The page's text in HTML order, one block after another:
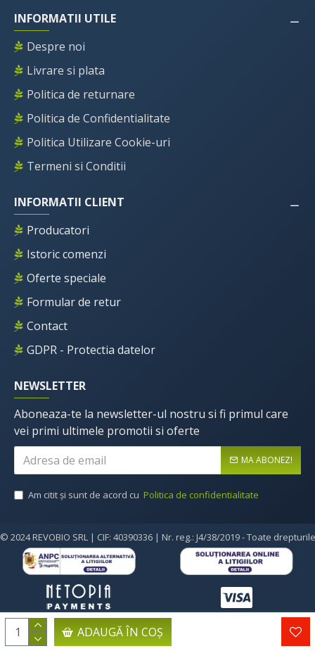
ADAUGĂ ÎN COŞ
INFORMATII UTILE
Despre noi
Livrare si plata
Politica de returnare
Politica de Confidentialitate
Politica Utilizare Cookie-uri
Termeni si Conditii
INFORMATII CLIENT
Producatori
Istoric comenzi
Oferte speciale
Formular de retur
Contact
GDPR - Protectia datelor
NEWSLETTER
Aboneaza-te la newsletter-ul nostru si fi primul care
vei primi ultimele promotii si oferte
MA ABONEZ!
Am citit şi sunt de acord cu Politica de confidentialitate
© 2024 REVOBIO SRL | CIF: 40390336 | Nr. reg.: J4/38/2019 - Toate